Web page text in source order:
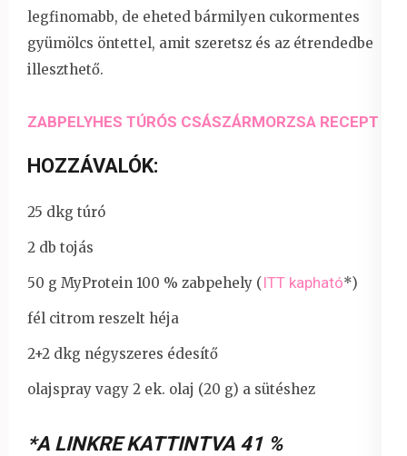
legfinomabb, de eheted bármilyen cukormentes
gyümölcs öntettel, amit szeretsz és az étrendedbe
illeszthető.
ZABPELYHES TÚRÓS CSÁSZÁRMORZSA RECEPT
HOZZÁVALÓK:
25 dkg túró
2 db tojás
50 g MyProtein 100 % zabpehely (ITT kapható*)
fél citrom reszelt héja
2+2 dkg négyszeres édesítő
olajspray vagy 2 ek. olaj (20 g) a sütéshez
*A LINKRE KATTINTVA 41 %